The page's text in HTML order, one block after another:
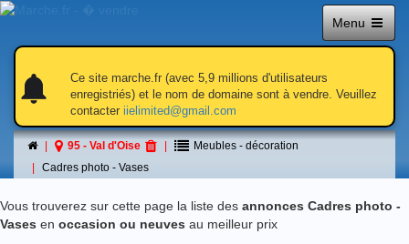
Menu
notifications
notifications
Ce site marche.fr (avec 5,9 millions d'utilisateurs
enregistriés) et le nom de domaine sont à vendre. Veuillez
contacter iielimited@gmail.com
95 - Val d'Oise
Meubles - décoration
Cadres photo - Vases
Cadres photo - Vases
á 95 - Val d'Oise
Vous trouverez sur cette page la liste des annonces Cadres photo -
Vases en occasion ou neuves au meilleur prix